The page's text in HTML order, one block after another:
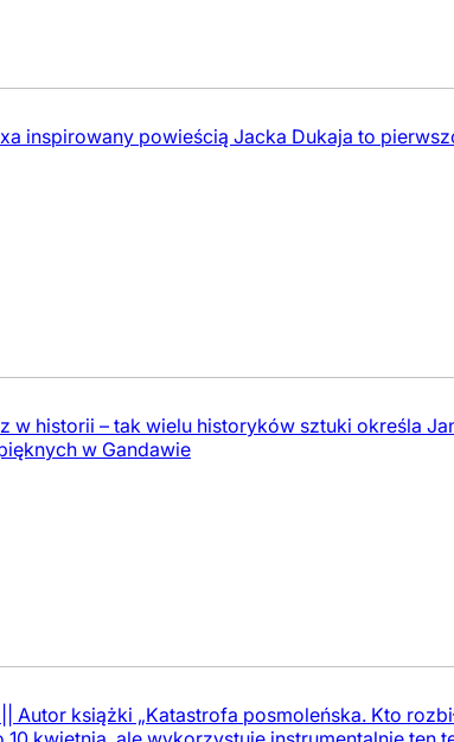
inspirowany powieścią Jacka Dukaja to
w historii – tak wielu historyków sztuki określa
w Gandawie
|| Autor książki „Katastrofa posmoleńska. Kto